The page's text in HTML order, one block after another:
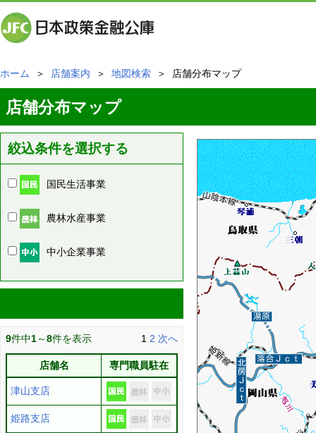
ホーム ＞ 店舗案内 ＞ 地図検索 ＞ 店舗分布マップ
店舗分布マップ
絞込条件を選択する
国民生活事業
農林水産事業
中小企業事業
9件中1～8件を表示 1 2 次へ
店舗名 専門職員駐在
津山支店
姫路支店